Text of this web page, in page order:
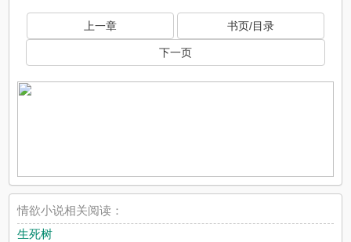
上一章 书页/目录
下一页
情欲小说相关阅读：
生死树